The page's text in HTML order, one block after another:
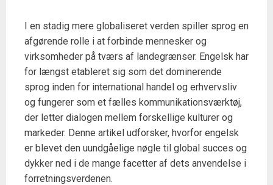
I en stadig mere globaliseret verden spiller sprog en
afgørende rolle i at forbinde mennesker og
virksomheder på tværs af landegrænser. Engelsk har
for længst etableret sig som det dominerende
sprog inden for international handel og erhvervsliv
og fungerer som et fælles kommunikationsværktøj,
der letter dialogen mellem forskellige kulturer og
markeder. Denne artikel udforsker, hvorfor engelsk
er blevet den uundgåelige nøgle til global succes og
dykker ned i de mange facetter af dets anvendelse i
forretningsverdenen.